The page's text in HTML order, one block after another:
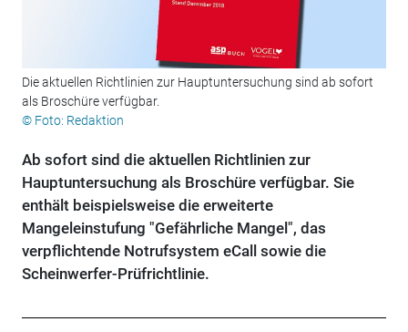
Die aktuellen Richtlinien zur Hauptuntersuchung sind ab sofort
als Broschüre verfügbar.
© Foto: Redaktion
Ab sofort sind die aktuellen Richtlinien zur
Hauptuntersuchung als Broschüre verfügbar. Sie
enthält beispielsweise die erweiterte
Mangeleinstufung "Gefährliche Mangel", das
verpflichtende Notrufsystem eCall sowie die
Scheinwerfer-Prüfrichtlinie.